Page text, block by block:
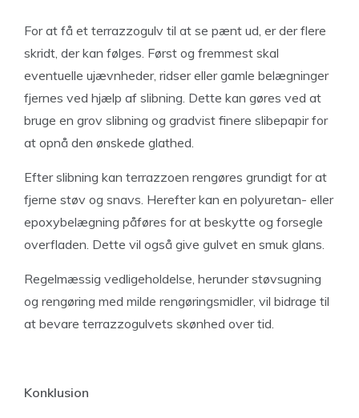
For at få et terrazzogulv til at se pænt ud, er der flere
skridt, der kan følges. Først og fremmest skal
eventuelle ujævnheder, ridser eller gamle belægninger
fjernes ved hjælp af slibning. Dette kan gøres ved at
bruge en grov slibning og gradvist finere slibepapir for
at opnå den ønskede glathed.
Efter slibning kan terrazzoen rengøres grundigt for at
fjerne støv og snavs. Herefter kan en polyuretan- eller
epoxybelægning påføres for at beskytte og forsegle
overfladen. Dette vil også give gulvet en smuk glans.
Regelmæssig vedligeholdelse, herunder støvsugning
og rengøring med milde rengøringsmidler, vil bidrage til
at bevare terrazzogulvets skønhed over tid.
Konklusion